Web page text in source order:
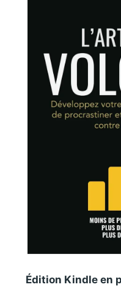
Édition Kindle en